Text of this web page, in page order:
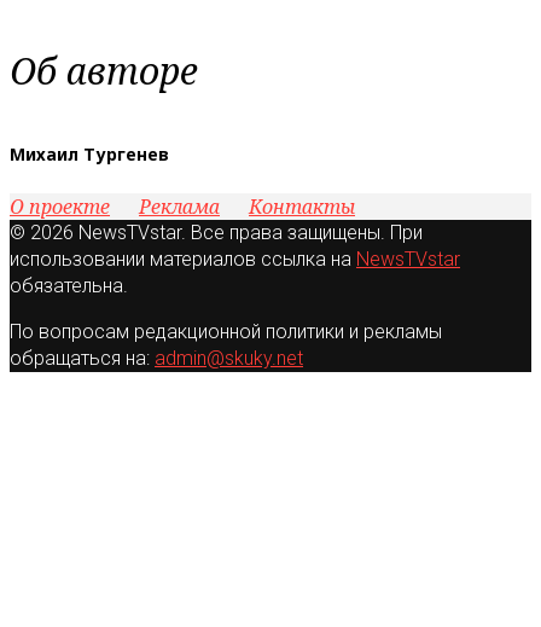
Об авторе
Михаил Тургенев
О проекте Реклама Контакты
© 2026 NewsTVstar. Все права защищены. При
использовании материалов ссылка на NewsTVstar
обязательна.
По вопросам редакционной политики и рекламы
обращаться на: admin@skuky.net